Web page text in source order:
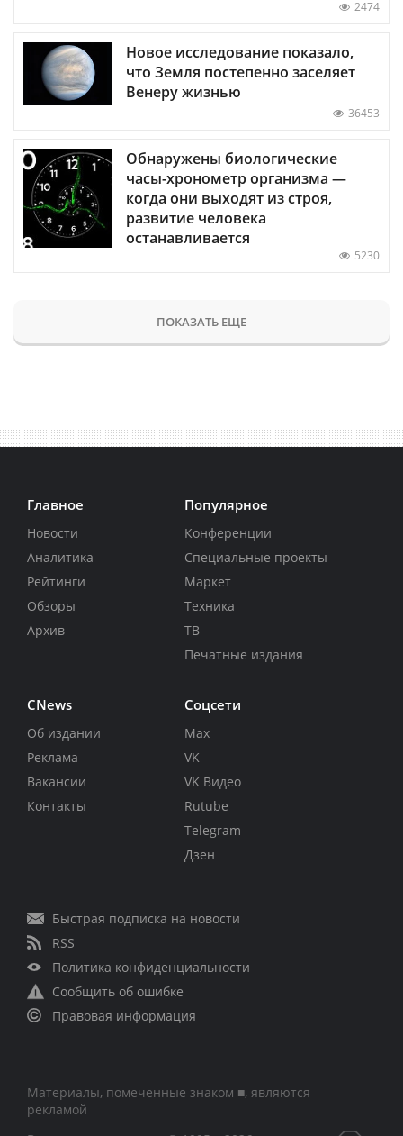
2474
Новое исследование показало,
что Земля постепенно заселяет
Венеру жизнью
36453
Обнаружены биологические
часы-хронометр организма —
когда они выходят из строя,
развитие человека
останавливается
5230
ПОКАЗАТЬ ЕЩЕ
Главное
Новости
Аналитика
Рейтинги
Обзоры
Архив
Популярное
Конференции
Специальные проекты
Маркет
Техника
ТВ
Печатные издания
CNews
Об издании
Реклама
Вакансии
Контакты
Соцсети
Max
VK
VK Видео
Rutube
Telegram
Дзен
Быстрая подписка на новости
RSS
Политика конфиденциальности
Сообщить об ошибке
Правовая информация
Материалы, помеченные знаком ■, являются
рекламой